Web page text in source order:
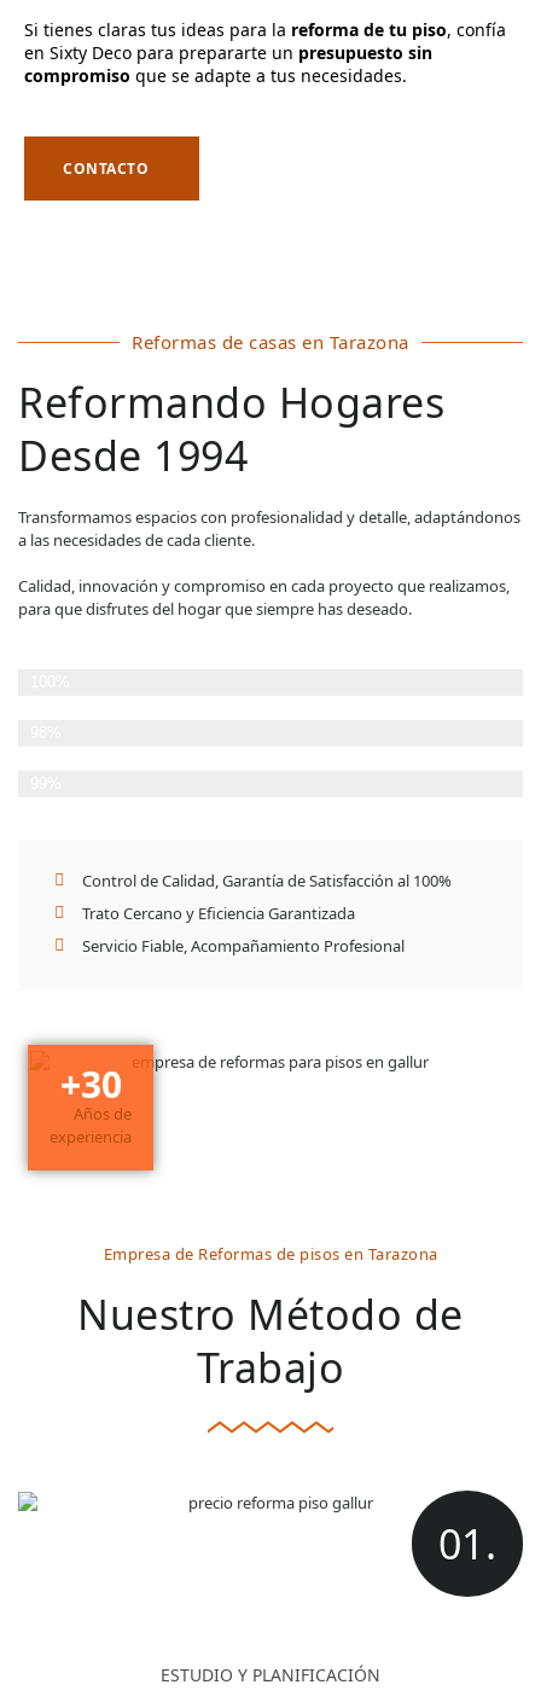
Si tienes claras tus ideas para la reforma de tu piso, confía
en Sixty Deco para prepararte un presupuesto sin
compromiso que se adapte a tus necesidades.
CONTACTO
Reformas de casas en Tarazona
Reformando Hogares
Desde 1994
Transformamos espacios con profesionalidad y detalle, adaptándonos
a las necesidades de cada cliente.
Calidad, innovación y compromiso en cada proyecto que realizamos,
para que disfrutes del hogar que siempre has deseado.
Control de Calidad, Garantía de Satisfacción al 100%
Trato Cercano y Eficiencia Garantizada
Servicio Fiable, Acompañamiento Profesional
+30
Años de
experiencia
Empresa de Reformas de pisos en Tarazona
Nuestro Método de
Trabajo
01.
ESTUDIO Y PLANIFICACIÓN